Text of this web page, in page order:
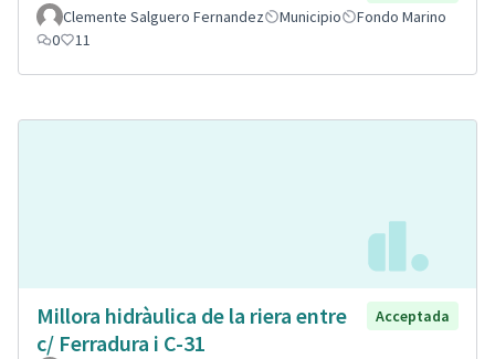
Clemente Salguero Fernandez
Municipio
Fondo Marino
0
11
Millora hidràulica de la riera entre
c/ Ferradura i C-31
Acceptada